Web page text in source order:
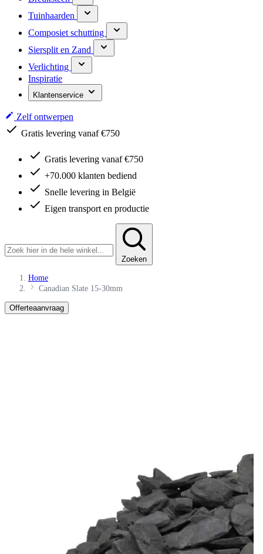
Tuinhaarden
Composiet schutting
Siersplit en Zand
Verlichting
Inspiratie
Klantenservice
Zelf ontwerpen
Gratis levering vanaf €750
Gratis levering vanaf €750
+70.000 klanten bediend
Snelle levering in België
Eigen transport en productie
Zoeken
Home
Canadian Slate 15-30mm
Offerteaanvraag